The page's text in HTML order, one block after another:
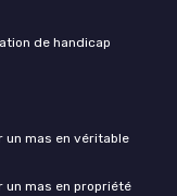
de handicap
un mas en véritable
un mas en propriété